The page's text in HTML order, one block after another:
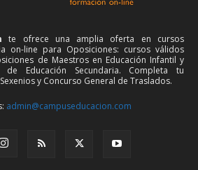
te ofrece una amplia oferta en cursos
on-line para Oposiciones: cursos válidos
de Maestros en Educación Infantil y
Educación Secundaria. Completa tu
y Concurso General de Traslados.
admin@campuseducacion.com